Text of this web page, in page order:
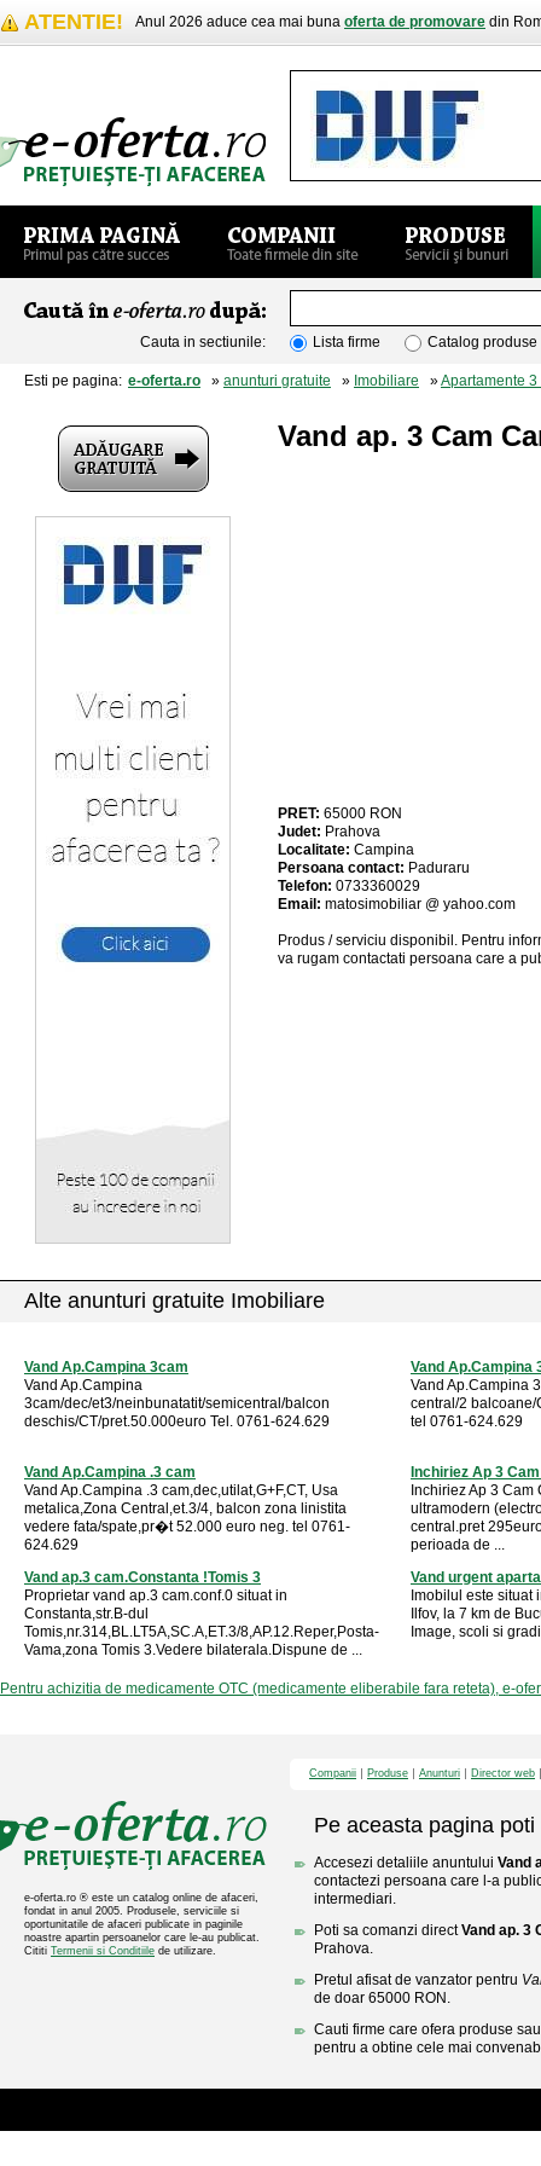
ATENTIE! Anul 2026 aduce cea mai buna oferta de promovare din
Cauta in sectiunile: Lista firme Catalog produse
Esti pe pagina: e-oferta.ro » anunturi gratuite » Imobiliare »Apartamente 3
Vand ap. 3 Cam
PRET: 65000 RON
Judet: Prahova
Localitate: Campina
Persoana contact: Paduraru
Telefon: 0733360029
Email: matosimobiliar @ yahoo.com
Produs / serviciu disponibil . Pentru
va rugam contactati persoana care a
Alte anunturi gratuite Imobiliare
Vand Ap.Campina 3cam
Vand Ap.Campina
3cam/dec/et3/neinbunatatit/semicentral/balcon
deschis/CT/pret.50.000euro Tel. 0761-624.629
Vand Ap.Campina
Vand Ap.Campina
central/2 balcoane/
tel 0761-624.629
Vand Ap.Campina .3 cam
Vand Ap.Campina .3 cam,dec,utilat,G+F,CT, Usa
metalica,Zona Central,et.3/4, balcon zona linistita
vedere fata/spate,pr�t 52.000 euro neg. tel 0761-
624.629
Inchiriez Ap 3
Inchiriez Ap 3
ultramodern
central.pret
perioada de ...
Vand ap.3 cam.Constanta !Tomis 3
Proprietar vand ap.3 cam.conf.0 situat in
Constanta,str.B-dul
Tomis,nr.314,BL.LT5A,SC.A,ET.3/8,AP.12.Reper,Posta-
Vama,zona Tomis 3.Vedere bilaterala.Dispune de ...
Vand urgent
Imobilul este situat
Ilfov, la 7 km de
Image, scoli si
Pentru achizitia de medicamente OTC (medicamente eliberabile fara reteta), e-
e-oferta.ro ® este un catalog online de afaceri,
fondat in anul 2005. Produsele, serviciile si
oportunitatile de afaceri publicate in paginile
noastre apartin persoanelor care le-au publicat.
Cititi Termenii si Conditiile de utilizare.
Companii Produse Anunturi Director web
Pe aceasta pagina poti
Accesezi detaliile anuntului Vand
contactezi persoana care l-a
intermediari.
Poti sa comanzi directVand ap. 3
Prahova.
Pretul afisat de vanzator pentru
de doar 65000 RON.
Cauti firme care ofera produse
pentru a obtine cele mai